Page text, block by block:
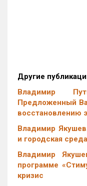
Другие
Владимир
Предложенный
восстановлению
Владимир
и городская
Владимир
программе
кризис